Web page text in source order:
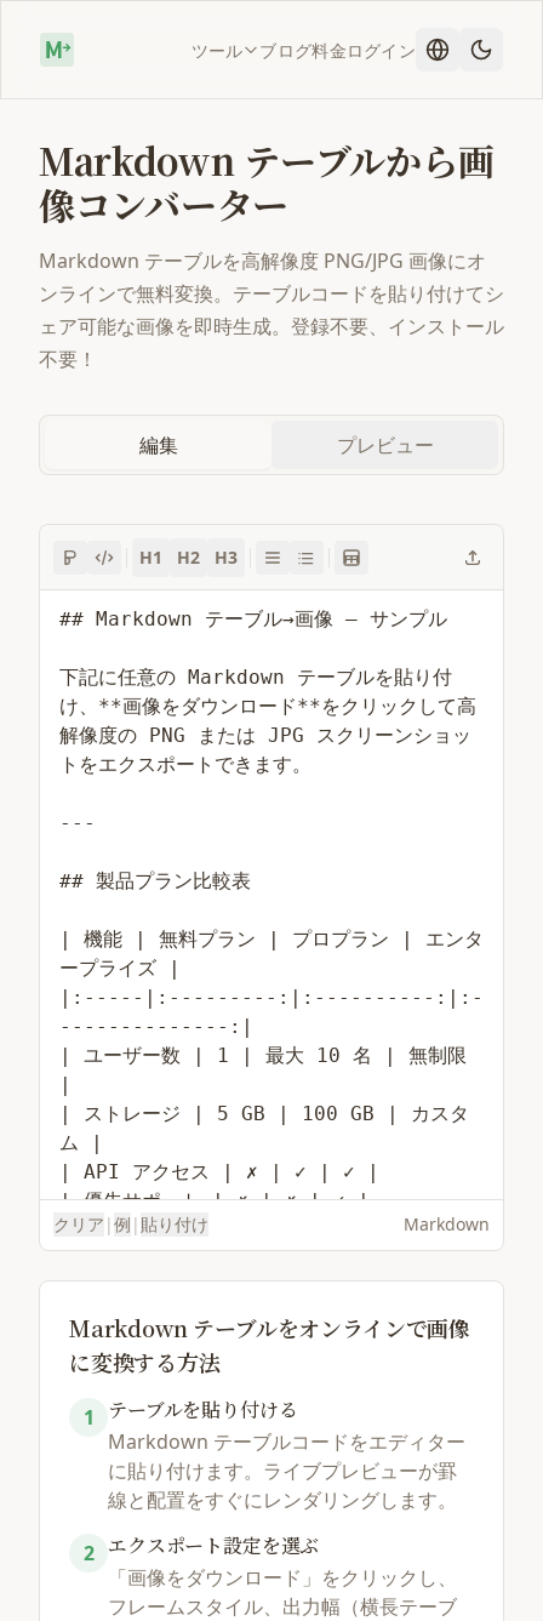
ツール ブログ料金ログイン
Markdown テーブルから画
像コンバーター
Markdown テーブルを高解像度 PNG/JPG 画像にオ
ンラインで無料変換。テーブルコードを貼り付けてシ
ェア可能な画像を即時生成。登録不要、インストール
不要！
編集 プレビュー
H1 H2 H3
サンプルを読み込む ファイルを選択
クリア |例 | 貼り付け Markdown
Markdown テーブルをオンラインで画像
に変換する方法
1 テーブルを貼り付ける
Markdown テーブルコードをエディター
に貼り付けます。ライブプレビューが罫
線と配置をすぐにレンダリングします。
2 エクスポート設定を選ぶ
「画像をダウンロード」をクリックし、
フレームスタイル、出力幅（横長テーブ